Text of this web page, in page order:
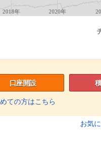
2018年 2020年
口座開設
ての方はこちら
お気